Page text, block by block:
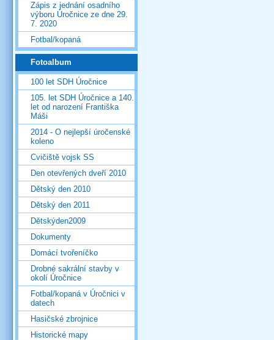
Zápis z jednání osadního
výboru Úročnice ze dne 29.
7. 2020
Fotbal/kopaná
Fotoalbum
100 let SDH Úročnice
105. let SDH Úročnice a 140.
let od narození Františka
Máši
2014 - O nejlepší úročenské
koleno
Cvičiště vojsk SS
Den otevřených dveří 2010
Dětský den 2010
Dětský den 2011
Dětskýden2009
Dokumenty
Domácí tvořeníčko
Drobné sakrální stavby v
okolí Úročnice
Fotbal/kopaná v Úročnici v
datech
Hasičské zbrojnice
Historické mapy